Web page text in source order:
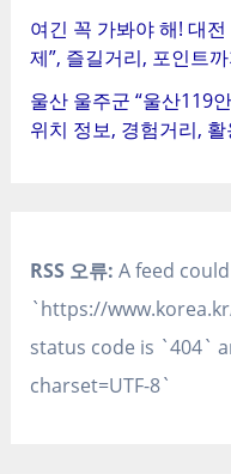
여긴 꼭 가봐야 해! 대
제”, 즐길거리, 포인트
울산 울주군 “울산119
위치 정보, 경험거리,
RSS 오류: A feed
`https://
status code is `404`
charset=UTF-8`